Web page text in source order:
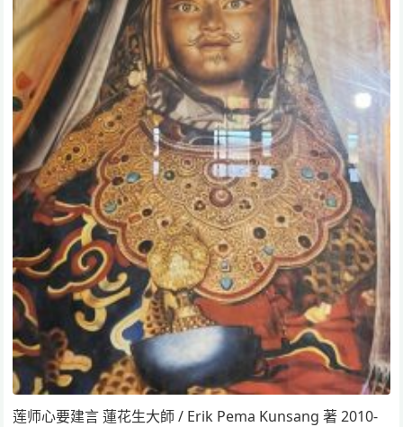
莲师心要建言 蓮花生大師 / Erik Pema Kunsang 著 2010-